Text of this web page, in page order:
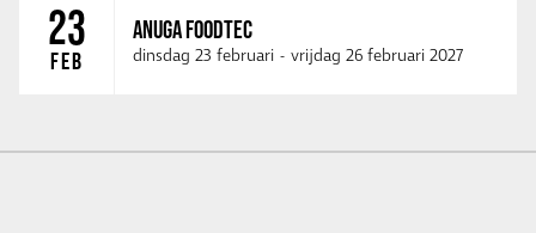
23
FEB
ANUGA FOODTEC
dinsdag 23 februari - vrijdag 26 februari 2027